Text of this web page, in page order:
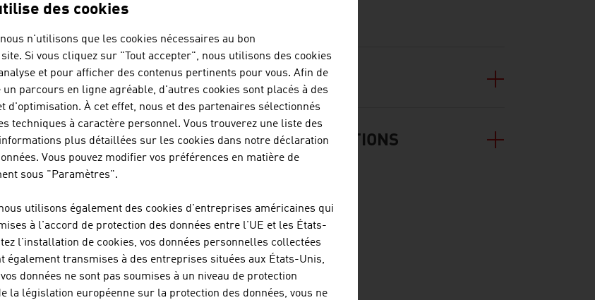
.
MAGAZINE
SPÉCIALE : COVID-19 - KNOW-HOW ET SOLUTIONS
DE L'AUTRICHE
des cookies
n'utilisons que les cookies nécessaires au bon
Si vous cliquez sur "Tout accepter", nous utilisons des cookies
et pour afficher des contenus pertinents pour vous. Afin de
parcours en ligne agréable, d'autres cookies sont placés à des
d'optimisation. À cet effet, nous et des partenaires sélectionnés
techniques à caractère personnel. Vous trouverez une liste des
plus détaillées sur les cookies dans notre déclaration
Vous pouvez modifier vos préférences en matière de
sous "Paramètres".
utilisons également des cookies d'entreprises américaines qui
à l'accord de protection des données entre l'UE et les États-
l'installation de cookies, vos données personnelles collectées
également transmises à des entreprises situées aux États-Unis,
données ne sont pas soumises à un niveau de protection
la législation européenne sur la protection des données, vous ne